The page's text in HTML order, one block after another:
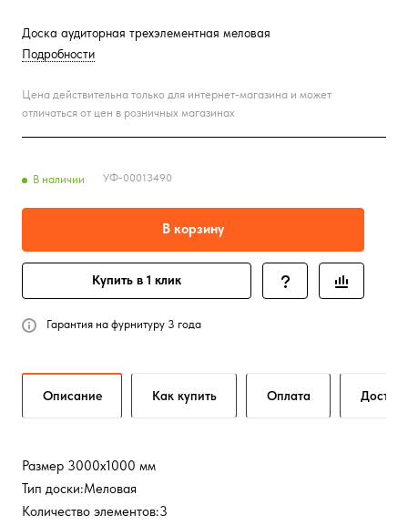
Доска аудиторная трехэлементная меловая
Подробности
Цена действительна только для интернет-магазина и может
отличаться от цен в розничных магазинах
В наличии УФ-00013490
В корзину
Купить в 1 клик
Гарантия на фурнитуру 3 года
Описание Как купить Оплата
Размер 3000х1000 мм
Тип доски:Меловая
Количество элементов:3